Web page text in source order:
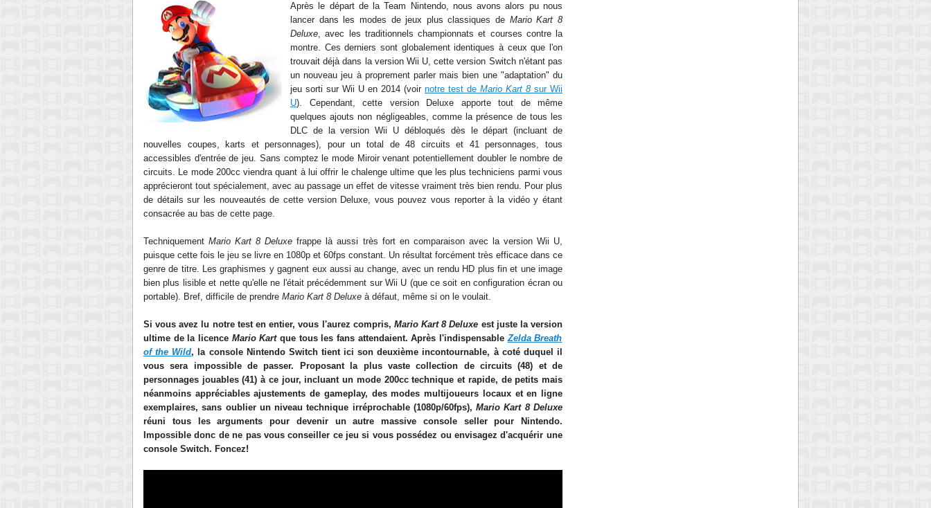
Après le départ de la Team Nintendo, nous avons alors pu nous
lancer dans les modes de jeux plus classiques de Mario Kart 8
Deluxe, avec les traditionnels championnatset courses contre la
montre. Ces derniers sont globalement identiques à ceux que l'on
trouvait déjà dans la version Wii U, cette version Switch n'étantpas
un nouveau jeu à proprement parler mais bien une "adaptation" du
jeu sorti sur Wii U en 2014 (voir notre test de Mario Kart 8 sur Wii
U). Cependant, cette version Deluxe apporte tout de même
quelques ajouts non négligeables, comme la présence de tous les
DLC de la version Wii U débloqués dès le départ (incluant de
nouvelles coupes, karts et personnages), pour un total de 48 circuits et 41 personnages, tous
accessibles d'entrée de jeu. Sans comptez le mode Miroir venantpotentiellement doubl er le nombre de
circuits. Le mode 200cc viendra quant à lui offrir le chalenge ultime que les plus techniciens parmi vous
apprécieront tout spécialement,avec au passageun effet de vitesse vraiment très bien rendu. Pour plus
de détails sur les nouveautés de cette version Deluxe, vous pouvez vous reporter à la vidéo y étant
consacrée au bas de cette page.
TechniquementMario Kart 8 Deluxe frappe là aussi très fort en comparaison avec la version Wii U,
puisque cette fois le jeu se livre en 1080p et 60fps constant. Un résultat forcément très efficace dans ce
genre de titre. Les graphismes y gagnent eux aussi au change, avec un rendu HD plus fin et une image
bien plus lisible et nette qu'elle ne l'étaitprécédemment sur Wii U (que ce soit en configuration écran ou
portable). Bref, difficile de prendre Mario Kart 8 Deluxe à défaut, même si on le voulait.
Si vous avez lu notre test enentier, vous l'aurez compris, Mario Kart 8 Deluxe est juste la version
ultime de la licence Mario Kartque tous les fans attendaient. Après l'indispensableZelda Breath
of the Wild, la console Nintendo Switch tient ici son deuxième incontournable, à coté duquel il
vous sera impossible de passer. Proposant la plus vaste collection de circuits (48) et de
personnages jouables (41) à ce jour, incluantun mode 200cc technique et rapide, de petits mais
néanmoins appréciables ajustements de gameplay, des modes multijoueurs locaux et en ligne
exemplaires, sans oublier un niveau technique irréprochable (1080p/60fps),Mario Kart 8 Deluxe
réuni tous les arguments pour devenir un autre massive console sel ler pour Nintendo.
Impossible donc de ne pas vous conseiller ce jeu si vous possédez ou envisagez d'acquérir une
console Switch. Foncez!